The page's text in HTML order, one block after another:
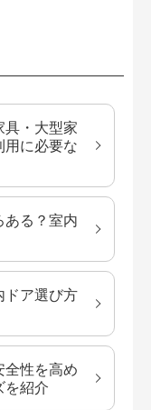
・大型家
用に必要な
ある？室内
ドア選び方
性を高め
を紹介